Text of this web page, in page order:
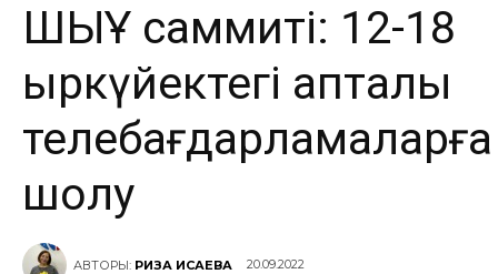
ШЫҰ саммиті: 12-18
қыркүйектегі апталық
телебағдарламаларға
шолу
АВТОРЫ: РИЗА ИСАЕВА 20.09.2022